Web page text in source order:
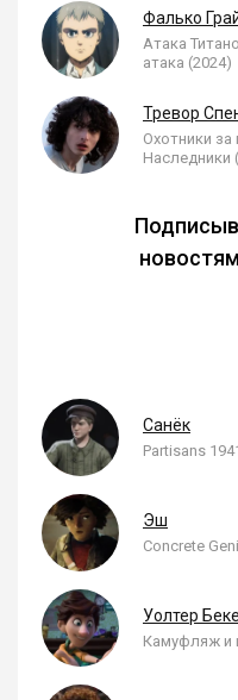
Фалько
Атака
атака (2024)
Тревор
Охотники за
Наследники
Санёк
Partisans
Эш
Concrete
Уолтер
Камуфляж и